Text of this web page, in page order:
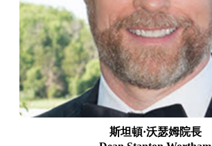
斯坦頓·沃瑟姆院長